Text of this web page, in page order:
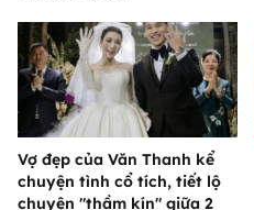
Vợ đẹp của Văn Thanh kể
chuyện tình cổ tích, tiết lộ
chuyện "thầm kín" giữa 2